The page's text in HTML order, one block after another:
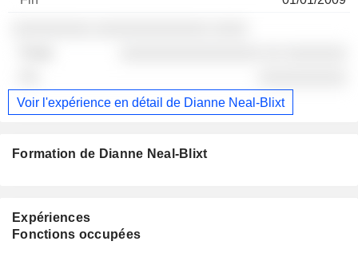
Voir l'expérience en détail de Dianne Neal-Blixt
Formation de Dianne Neal-Blixt
Expériences
Fonctions occupées